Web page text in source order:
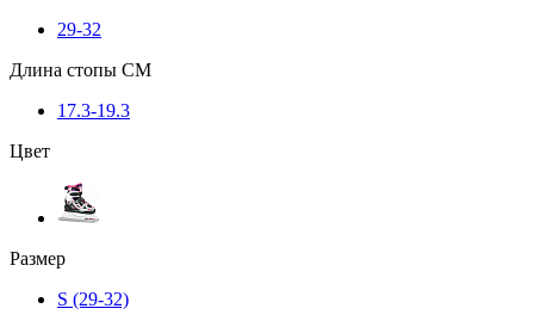
29-32
Длина стопы CM
17.3-19.3
Цвет
Размер
S (29-32)